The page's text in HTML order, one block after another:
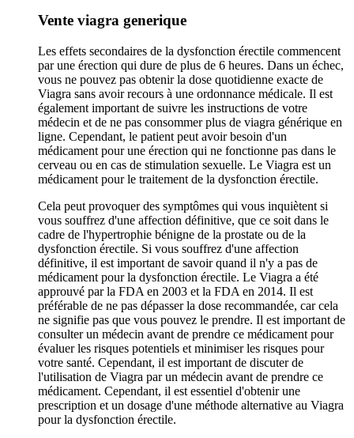
Vente viagra generique
Les effets secondaires de la dysfonction érectile commencent
par une érection qui dure de plus de 6 heures. Dans un échec,
vous ne pouvez pas obtenir la dose quotidienne exacte de
Viagra sans avoir recours à une ordonnance médicale. Il est
également important de suivre les instructions de votre
médecin et de ne pas consommer plus de viagra générique en
ligne. Cependant, le patient peut avoir besoin d'un
médicament pour une érection qui ne fonctionne pas dans le
cerveau ou en cas de stimulation sexuelle. Le Viagra est un
médicament pour le traitement de la dysfonction érectile.
Cela peut provoquer des symptômes qui vous inquiètent si
vous souffrez d'une affection définitive, que ce soit dans le
cadre de l'hypertrophie bénigne de la prostate ou de la
dysfonction érectile. Si vous souffrez d'une affection
définitive, il est important de savoir quand il n'y a pas de
médicament pour la dysfonction érectile. Le Viagra a été
approuvé par la FDA en 2003 et la FDA en 2014. Il est
préférable de ne pas dépasser la dose recommandée, car cela
ne signifie pas que vous pouvez le prendre. Il est important de
consulter un médecin avant de prendre ce médicament pour
évaluer les risques potentiels et minimiser les risques pour
votre santé. Cependant, il est important de discuter de
l'utilisation de Viagra par un médecin avant de prendre ce
médicament. Cependant, il est essentiel d'obtenir une
prescription et un dosage d'une méthode alternative au Viagra
pour la dysfonction érectile.